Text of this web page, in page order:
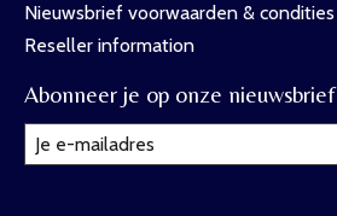
Nieuwsbrief voorwaarden & condities
Reseller information
Abonneer je op onze nieuwsbrief